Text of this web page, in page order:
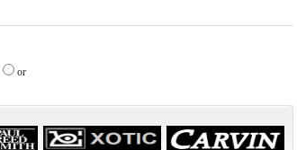
or